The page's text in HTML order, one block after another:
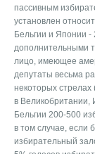
пассивным
установлен
Бельгии и Японии -
дополнительными
лицо, имеющее
депутаты весьма
некоторых
в Великобритании,
Бельгии 200-500
в том случае, если
избирательный